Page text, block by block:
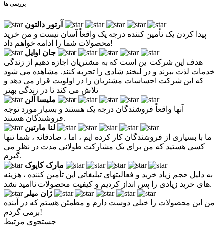
بررسی ها
آرتور دالتون
پیدا کردن یک تأمین کننده درجه یک واقعاً آسان نیست و من خرید
محصولات شما را ادامه خواهم داد!
جان اوایل
هدف این شرکت این است که به مشتریان اجازه دهیم از زندگی
خدمات لذت ببرند و در لبخند شادی را تجربه کنند. مشاهده می شود
که این شرکت احساسات مشتریان را در اولویت قرار می دهد و
تلاش می کند تا در زندگی بهتر
ملیسا آلن
آنها واقعاً فروشندگان درجه یک هستند و بسیار مورد توجه
فروشندگان هستند.
لنا مارتین
ما با بسیاری از فروشندگان کار کرده ایم ، اما ، صادقانه ، شما تنها
کسی هستید که من برای یک مشارکت طولانی مدت در نظر می
گیرم.
مارک کاپوک
به دلیل حجم زیاد خرید و فعالیتهای تبلیغاتی این تأمین کننده ، هزینه
های خرید زیادی را پس انداز کردیم و کیفیت محصولات ناامید نشد.
ژان میلر
من این محصولات را خیلی دوست دارم و مطمئن هستم که در آینده
برمی گردم!
جستجوی مرتبط